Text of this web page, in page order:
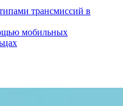
трансмиссий в
мобильных